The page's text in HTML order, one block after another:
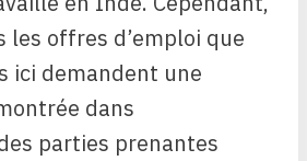
les offres d’emploi que
ici demandent une
dans
parties prenantes